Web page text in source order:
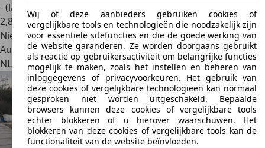
- (l/100 km)
2,8
Nieuw
Autobedrijf
NL 5038 GPTilburg
Wij of deze aanbieders gebruiken cookies of
vergelijkbare tools en technologieën die noodzakelijk zijn
voor essentiële sitefuncties en die de goede werking van
de website garanderen. Ze worden doorgaans gebruikt
als reactie op gebruikersactiviteit om belangrijke functies
mogelijk te maken, zoals het instellen en beheren van
inloggegevens of privacyvoorkeuren. Het gebruik van
deze cookies of vergelijkbare technologieën kan normaal
gesproken niet worden uitgeschakeld. Bepaalde
browsers kunnen deze cookies of vergelijkbare tools
echter blokkeren of u hierover waarschuwen. Het
blokkeren van deze cookies of vergelijkbare tools kan de
functionaliteit van de website beïnvloeden.